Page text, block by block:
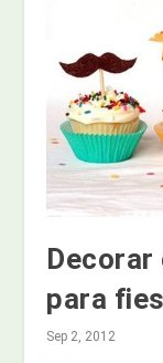
para
Sep 2, 2012